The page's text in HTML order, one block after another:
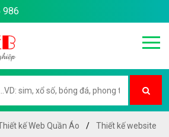
986
kế Web Quần Áo
Thiết kế website